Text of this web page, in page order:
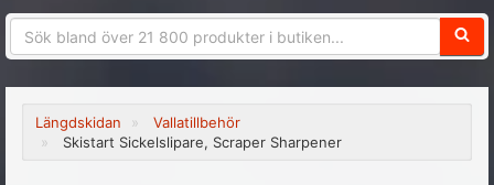
Längdskidan
Vallatillbehör
Skistart Sickelslipare, Scraper Sharpener